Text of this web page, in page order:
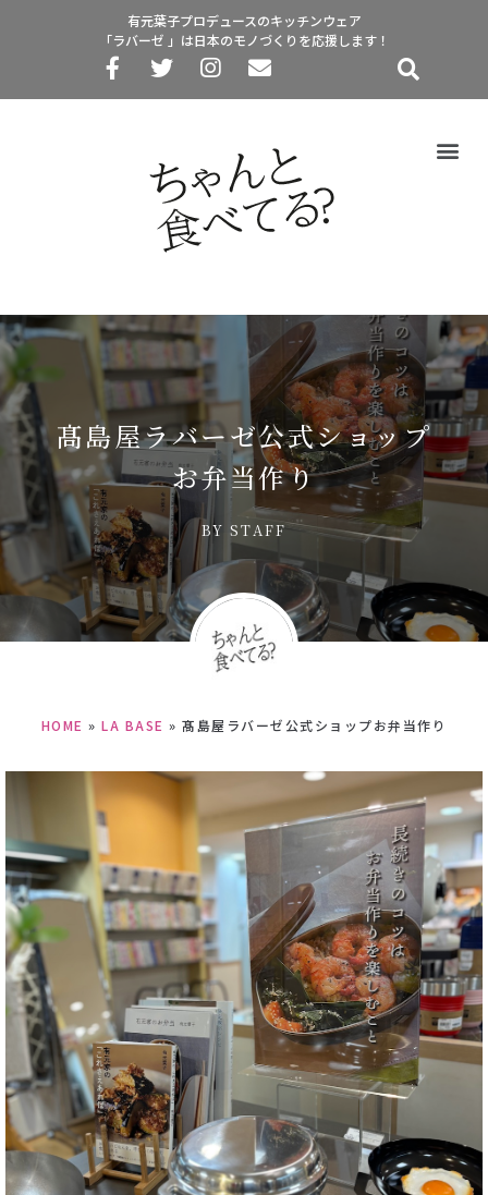
有元葉子プロデュースのキッチンウェア
「ラバーゼ 」は日本のモノづくりを応援します！
髙島屋ラバーゼ公式ショップ
お弁当作り
BY STAFF
HOME »LA BASE »髙島屋ラバーゼ公式ショップお弁当作り